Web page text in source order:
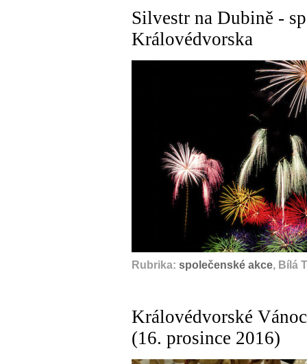
Silvestr na Dubině -
Královédvorska
Rubrika: společenské akce, Bílá
Královédvorské
(16. prosince 2016)